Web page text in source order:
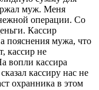
муж. Меня
операции. Со
Кассир
пояснения мужа, что
кассир не
вопли кассира
кассиру нас не
охранника в этом